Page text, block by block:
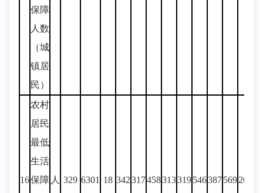
保障
人数
（城
镇居
民）
16
农村
居民
最低
生活
保障 人 329 6301 18 342317458313319546387569260